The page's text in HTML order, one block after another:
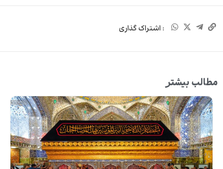
: اشتراک گذاری
مطالب بیشتر